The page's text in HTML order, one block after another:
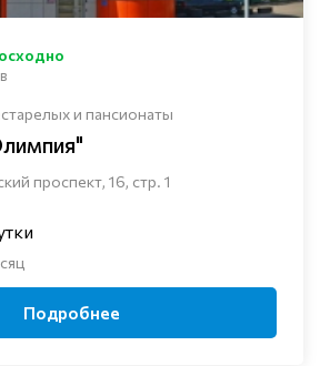
и пансионаты
проспект, 16, стр. 1
Подробнее